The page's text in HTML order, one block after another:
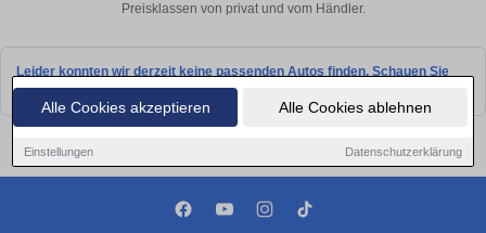
Alle Cookies akzeptieren Alle Cookies ablehnen
Einstellungen Datenschutzerklärung
Preisklassen von privat und vom Händler.
Leider konnten wir derzeit keine passenden Autos finden. Schauen Sie
bald wieder vorbei!